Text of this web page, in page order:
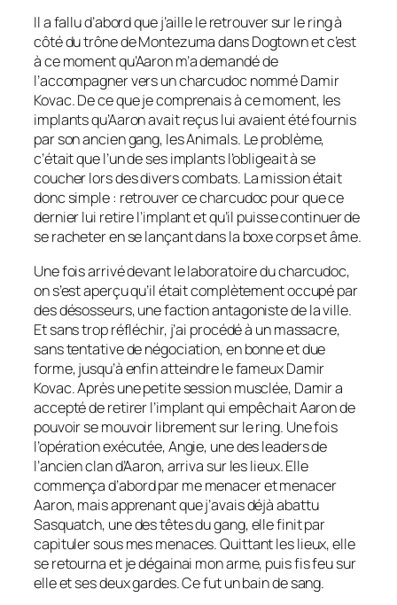
Il a fallu d’abord que j’aille le retrouver sur le ring à
côté du trône de Montezuma dans Dogtown et c’est
à ce moment qu’Aaron m’a demandé de
l’accompagner vers un charcudoc nommé Damir
Kovac. De ce que je comprenais à ce moment, les
implants qu’Aaron avait reçus lui avaient été fournis
par son ancien gang, les Animals. Le problème,
c’était que l’un de ses implants l’obligeait à se
coucher lors des divers combats. La mission était
donc simple : retrouver ce charcudoc pour que ce
dernier lui retire l’implant et qu’il puisse continuer de
se racheter en se lançant dans la boxe corps et âme.
Une fois arrivé devant le laboratoire du charcudoc,
on s’est aperçu qu’il était complètement occupé par
des désosseurs, une faction antagoniste de la ville.
Et sans trop réfléchir, j’ai procédé à un massacre,
sans tentative de négociation, en bonne et due
forme, jusqu’à enfin atteindre le fameux Damir
Kovac. Après une petite session musclée, Damir a
accepté de retirer l’implant qui empêchait Aaron de
pouvoir se mouvoir librement sur le ring. Une fois
l’opération exécutée, Angie, une des leaders de
l’ancien clan d’Aaron, arriva sur les lieux. Elle
commença d’abord par me menacer et menacer
Aaron, mais apprenant que j’avais déjà abattu
Sasquatch, une des têtes du gang, elle finit par
capituler sous mes menaces. Quittant les lieux, elle
se retourna et je dégainai mon arme, puis fis feu sur
elle et ses deux gardes. Ce fut un bain de sang.